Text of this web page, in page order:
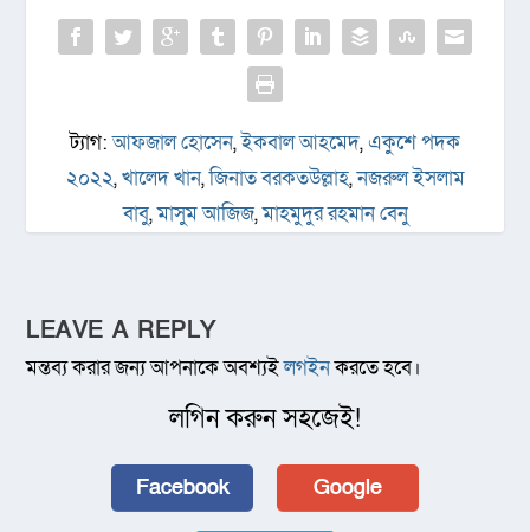
ট্যাগ:আফজাল হোসেন,ইকবাল আহমেদ,একুশে পদক
২০২২,খালেদ খান,জিনাত বরকতউল্লাহ,নজরুল ইসলাম
বাবু,মাসুম আজিজ,মাহমুদুর রহমান বেনু
LEAVE A REPLY
মন্তব্য করার জন্য আপনাকে অবশ্যইলগইনকরতে হবে।
লগিন করুন সহজেই!
Facebook Google